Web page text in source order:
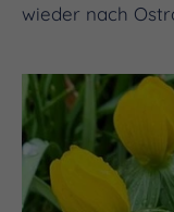
wieder nach